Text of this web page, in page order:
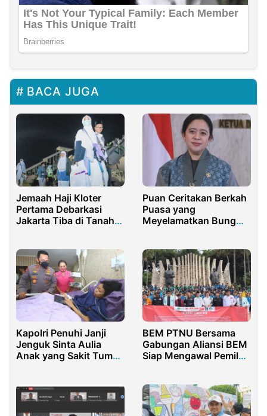
BACA JUGA
Jemaah Haji Kloter
Pertama Debarkasi
Jakarta Tiba di Tanah
Puan Ceritakan Berkah
Puasa yang
Meyelamatkan Bung
Kapolri Penuhi Janji
Jenguk Sinta Aulia
Anak yang Sakit Tumor
BEM PTNU Bersama
Gabungan Aliansi BEM
Siap Mengawal Pemilu